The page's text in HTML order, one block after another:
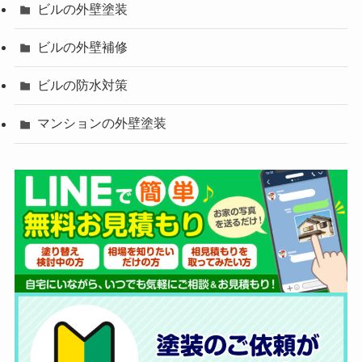
ビルの外壁塗装
ビルの外壁補修
ビルの防水対策
マンションの外壁塗装